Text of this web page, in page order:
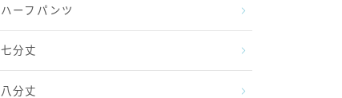
ハーフパンツ
七分丈
八分丈